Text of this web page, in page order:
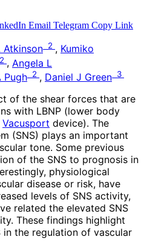
Email Telegram Copy Link
Atkinson 2 , Kumiko
2 , Angela L
Pugh 2 , Daniel J Green 3
of the shear forces that are
with LBNP (lower body
Vacusport device). The
(SNS) plays an important
tone. Some previous
of the SNS to prognosis in
physiological
disease or risk, have
levels of SNS activity,
related the elevated SNS
These findings highlight
the regulation of vascular